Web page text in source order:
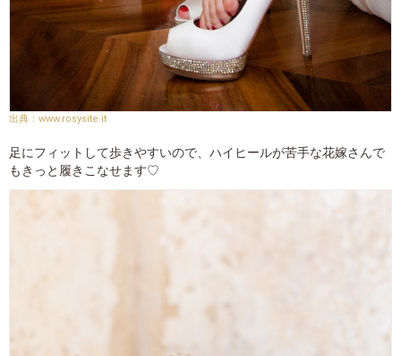
www.rosysite.it
足にフィットして歩きやすいので、ハイヒールが苦手な花嫁さんで
もきっと履きこなせます♡